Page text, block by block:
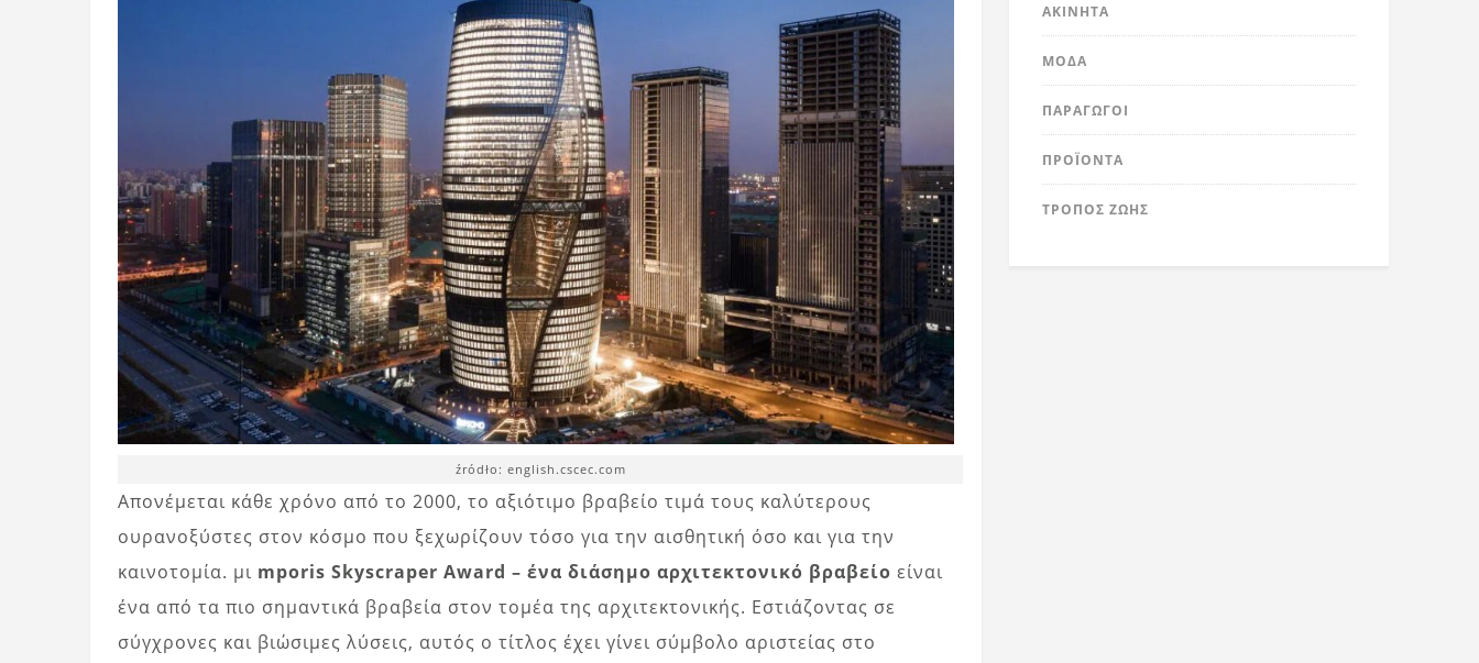
źródło: english.cscec.com
Απονέμεται κάθε χρόνο από το 2000, το αξιότιμο βραβείο τιμά τους καλύτερους
ουρανοξύστες στον κόσμο που ξεχωρίζουν τόσο για την αισθητική όσο και για την
καινοτομία. μι mporis Skyscraper Award – ένα διάσημο αρχιτεκτονικό βραβείο είναι
ένα από τα πιο σημαντικά βραβεία στον τομέα της αρχιτεκτονικής. Εστιάζοντας σε
σύγχρονες και βιώσιμες λύσεις, αυτός ο τίτλος έχει γίνει σύμβολο αριστείας στο
ΑΚΊΝΗΤΑ
ΜΌΔΑ
ΠΑΡΑΓΩΓΟΊ
ΠΡΟΪΌΝΤΑ
ΤΡΟΠΟΣ ΖΩΗΣ